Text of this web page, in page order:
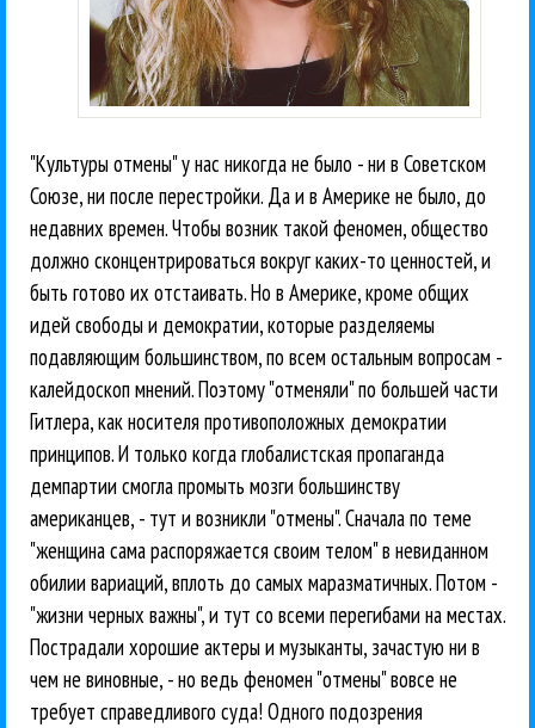
"Культуры отмены" у нас никогда не было - ни в Советском
Союзе, ни после перестройки. Да и в Америке не было, до
недавних времен. Чтобы возник такой феномен, общество
должно сконцентрироваться вокруг каких-то ценностей, и
быть готово их отстаивать. Но в Америке, кроме общих
идей свободы и демократии, которые разделяемы
подавляющим большинством, по всем остальным вопросам -
калейдоскоп мнений. Поэтому "отменяли" по большей части
Гитлера, как носителя противоположных демократии
принципов. И только когда глобалистская пропаганда
демпартии смогла промыть мозги большинству
американцев, - тут и возникли "отмены". Сначала по теме
"женщина сама распоряжается своим телом" в невиданном
обилии вариаций, вплоть до самых маразматичных. Потом -
"жизни черных важны", и тут со всеми перегибами на местах.
Пострадали хорошие актеры и музыканты, зачастую ни в
чем не виновные, - но ведь феномен "отмены" вовсе не
требует справедливого суда! Одного подозрения